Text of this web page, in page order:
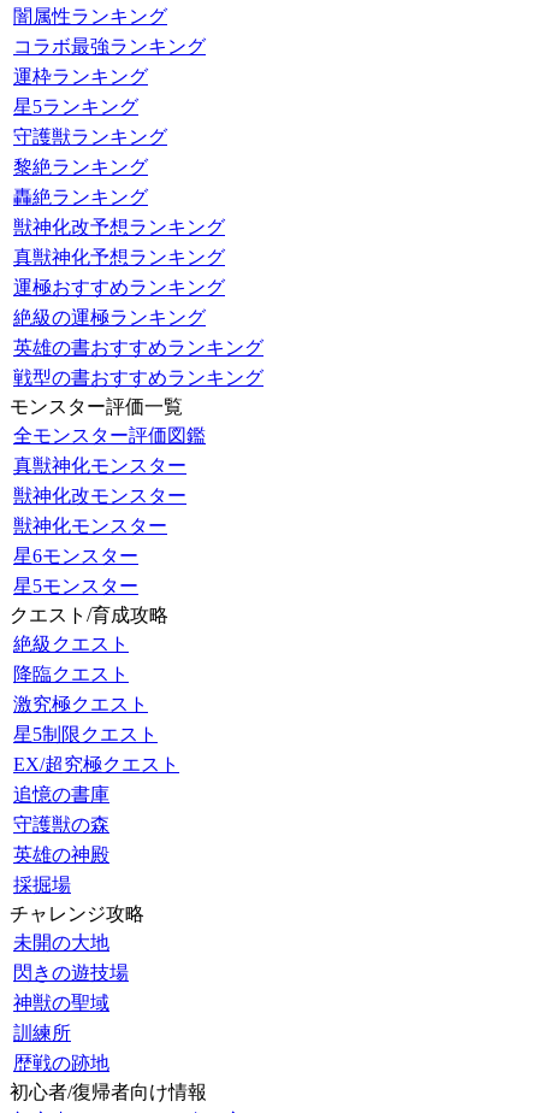
闇属性ランキング
コラボ最強ランキング
運枠ランキング
星5ランキング
守護獣ランキング
黎絶ランキング
轟絶ランキング
獣神化改予想ランキング
真獣神化予想ランキング
運極おすすめランキング
絶級の運極ランキング
英雄の書おすすめランキング
戦型の書おすすめランキング
モンスター評価一覧
全モンスター評価図鑑
真獣神化モンスター
獣神化改モンスター
獣神化モンスター
星6モンスター
星5モンスター
クエスト/育成攻略
絶級クエスト
降臨クエスト
激究極クエスト
星5制限クエスト
EX/超究極クエスト
追憶の書庫
守護獣の森
英雄の神殿
採掘場
チャレンジ攻略
未開の大地
閃きの遊技場
神獣の聖域
訓練所
歴戦の跡地
初心者/復帰者向け情報